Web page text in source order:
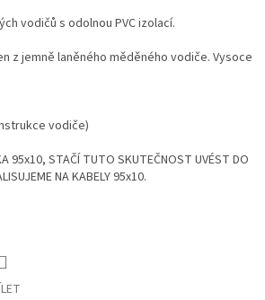
vodičů s odolnou PVC izolací.
z jemně laněného měděného vodiče. Vysoce
vodiče)
95x10, STAČÍ TUTO SKUTEČNOST UVÉST DO
NA KABELY 95x10.